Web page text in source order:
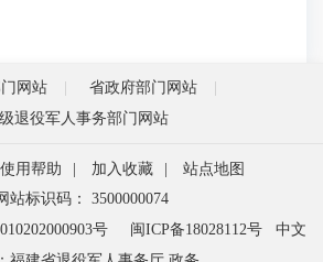
网站
省政府部门网站
退役军人事务部门网站
使用帮助 加入收藏
站点地图
站标识码： 3500000074
号
闽ICP备18028112号
中文